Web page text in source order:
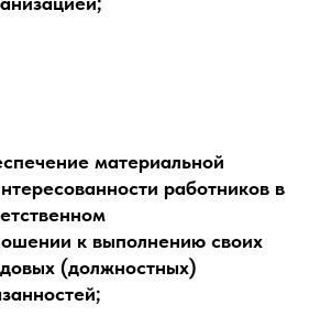
материальной
работников в
к выполнению своих
(должностных)